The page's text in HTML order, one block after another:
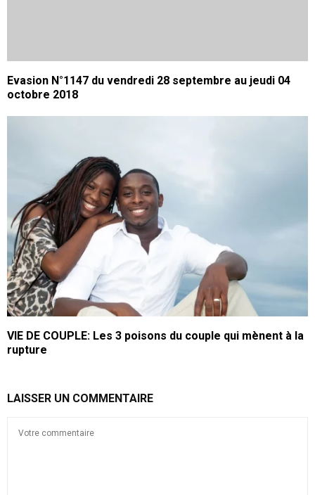
Evasion N°1147 du vendredi 28 septembre au jeudi 04
octobre 2018
VIE DE COUPLE: Les 3 poisons du couple qui mènent à la
rupture
LAISSER UN COMMENTAIRE